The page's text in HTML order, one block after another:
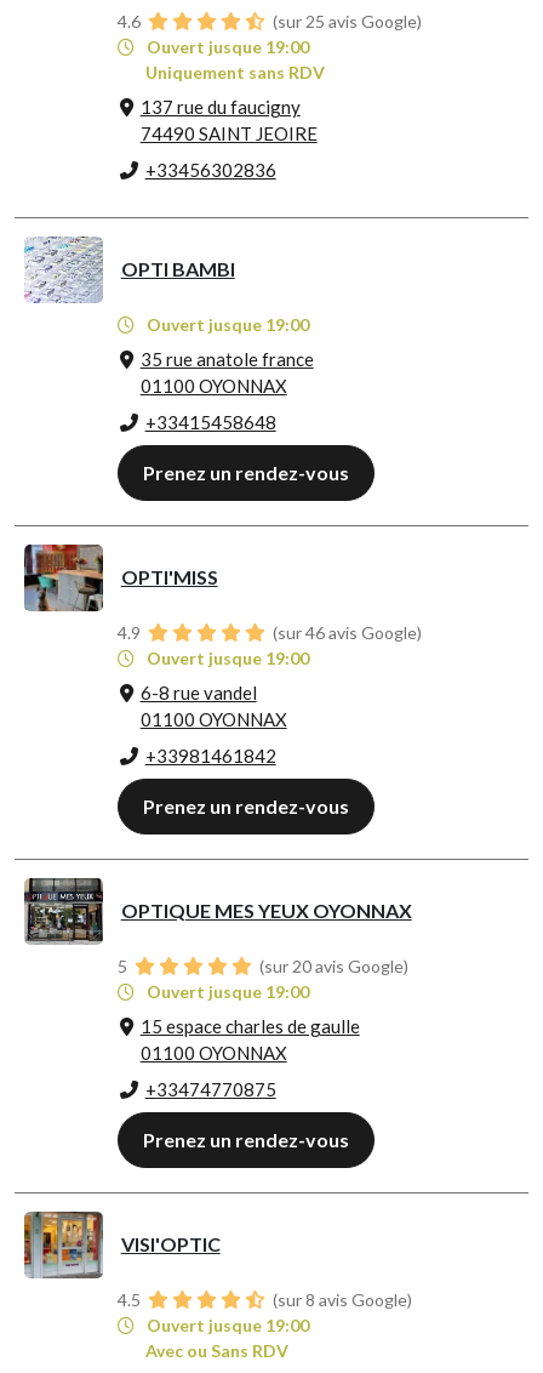
4.6
(sur 25 avis Google)
Ouvert jusque 19:00
Uniquement sans RDV
137 rue du faucigny
74490 SAINT JEOIRE
+33456302836
OPTI BAMBI
Ouvert jusque 19:00
35 rue anatole france
01100 OYONNAX
+33415458648
Prenez un rendez-vous
OPTI'MISS
4.9
(sur 46 avis Google)
Ouvert jusque 19:00
6-8 rue vandel
01100 OYONNAX
+33981461842
Prenez un rendez-vous
OPTIQUE MES YEUX OYONNAX
5
(sur 20 avis Google)
Ouvert jusque 19:00
15 espace charles de gaulle
01100 OYONNAX
+33474770875
Prenez un rendez-vous
VISI'OPTIC
4.5
(sur 8 avis Google)
Ouvert jusque 19:00
Avec ou Sans RDV